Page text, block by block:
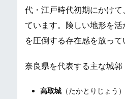
代・江戸時代初期にかけ
ています。険しい地形を
を圧倒する存在感を放って
奈良県を代表する主な城郭
高取城 （たかとりじょう